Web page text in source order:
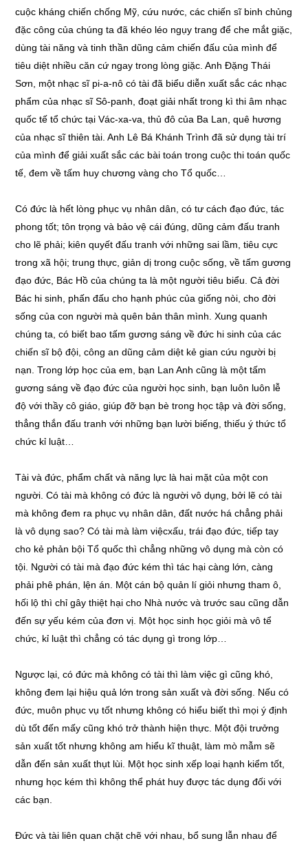
cuộc kháng chiến chống Mỹ, cứu nước, các chiến sĩ binh chủng
đặc công của chúng ta đã khéo léo ngụy trang để che mắt giặc,
dùng tài năng và tinh thần dũng cảm chiến đấu của mình để
tiêu diệt nhiều căn cứ ngay trong lòng giặc. Anh Đặng Thái
Sơn, một nhạc sĩ pi-a-nô có tài đã biểu diễn xuất sắc các nhạc
phẩm của nhạc sĩ Sô-panh, đoạt giải nhất trong kì thi âm nhạc
quốc tế tổ chức tại Vác-xa-va, thủ đô của Ba Lan, quê hương
của nhạc sĩ thiên tài. Anh Lê Bá Khánh Trình đã sử dụng tài trí
của mình để giải xuất sắc các bài toán trong cuộc thi toán quốc
tế, đem về tấm huy chương vàng cho Tổ quốc…
Có đức là hết lòng phục vụ nhân dân, có tư cách đạo đức, tác
phong tốt; tôn trọng và bảo vệ cái đúng, dũng cảm đấu tranh
cho lẽ phải; kiên quyết đấu tranh với những sai lầm, tiêu cực
trong xã hội; trung thực, giản dị trong cuộc sống, về tấm gương
đạo đức, Bác Hồ của chúng ta là một người tiêu biểu. Cả đời
Bác hi sinh, phấn đấu cho hạnh phúc của giống nòi, cho đời
sống của con người mà quên bản thân mình. Xung quanh
chúng ta, có biết bao tấm gương sáng về đức hi sinh của các
chiến sĩ bộ đội, công an dũng cảm diệt kẻ gian cứu người bị
nạn. Trong lớp học của em, bạn Lan Anh cũng là một tấm
gương sáng về đạo đức của người học sinh, bạn luôn luôn lễ
độ với thầy cô giáo, giúp đỡ bạn bè trong học tập và đời sống,
thẳng thắn đấu tranh với những bạn lười biếng, thiếu ý thức tổ
chức kỉ luật…
Tài và đức, phẩm chất và năng lực là hai mặt của một con
người. Có tài mà không có đức là người vô dụng, bởi lẽ có tài
mà không đem ra phục vụ nhân dân, đất nước há chẳng phải
là vô dụng sao? Có tài mà làm việcxấu, trái đạo đức, tiếp tay
cho kẻ phản bội Tổ quốc thì chẳng những vô dụng mà còn có
tội. Người có tài mà đạo đức kém thì tác hại càng lớn, càng
phải phê phán, lện án. Một cán bộ quản lí giỏi nhưng tham ô,
hối lộ thì chỉ gây thiệt hại cho Nhà nước và trước sau cũng dẫn
đến sự yếu kém của đơn vị. Một học sinh học giỏi mà vô tể
chức, kỉ luật thì chẳng có tác dụng gì trong lớp…
Ngược lại, có đức mà không có tài thì làm việc gì cũng khó,
không đem lại hiệu quả lớn trong sản xuất và đời sống. Nếu có
đức, muôn phục vụ tốt nhưng không có hiểu biết thì mọi ý định
dù tốt đến mấy cũng khó trở thành hiện thực. Một đội trưởng
sản xuất tốt nhưng không am hiểu kĩ thuật, làm mò mẫm sẽ
dẫn đến sản xuất thụt lùi. Một học sinh xếp loại hạnh kiểm tốt,
nhưng học kém thì không thể phát huy được tác dụng đối với
các bạn.
Đức và tài liên quan chặt chẽ với nhau, bổ sung lẫn nhau để